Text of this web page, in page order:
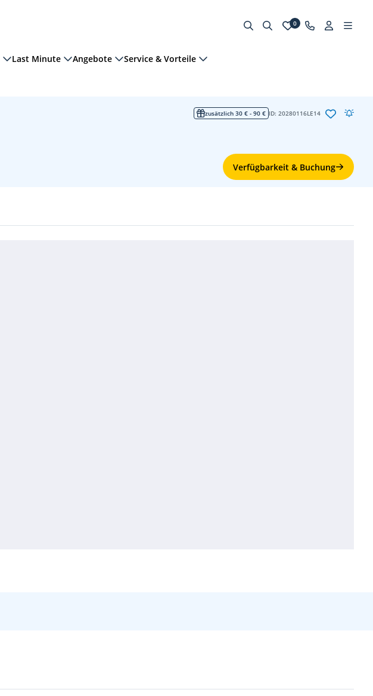
0
Last Minute Angebote Service & Vorteile
zusätzlich 30 € - 90 € ID: 20280116LE14
Verfügbarkeit & Buchung